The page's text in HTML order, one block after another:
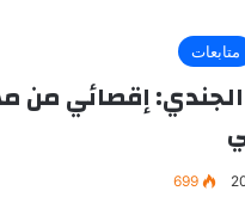
متابعات
الجندي: إقصائي من
699